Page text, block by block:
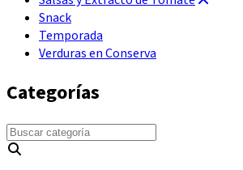
Snack
Temporada
Verduras en Conserva
Categorías